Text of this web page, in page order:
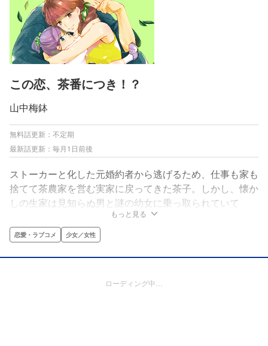
この恋、茶番につき！？
山中梅鉢
無料話更新：不定期
最新話更新：毎月1日前後
ストーカーと化した元婚約者から逃げるため、仕事も家も
捨てて茶農家を営む実家に戻ってきた茶子。しかし、懐か
しの生家は見知らぬ男と謎の幼女に乗っ取られていて
――！？出戻り女×マウント男（訳アリ幼女）、凸凹の３
人が織りなす、ウソから始まる家族計画！
もっと見る
恋愛・ラブコメ 少女／女性
ローディング中…